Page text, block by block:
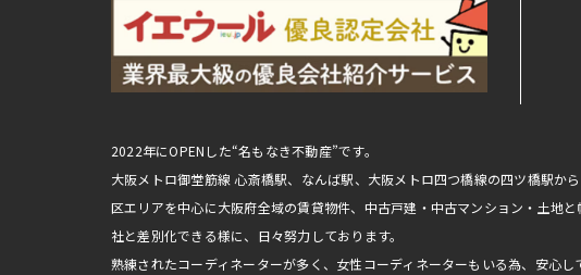
2022年にOPENした“名もなき不動産”です。
大阪メトロ御堂筋線 心斎橋駅、なんば駅、大阪メトロ四つ橋線の四ツ橋駅
区エリアを中心に大阪府全域の賃貸物件、中古戸建・中古マンション・土地
社と差別化できる様に、日々努力しております。
熟練されたコーディネーターが多く、女性コーディネーターもいる為、安心